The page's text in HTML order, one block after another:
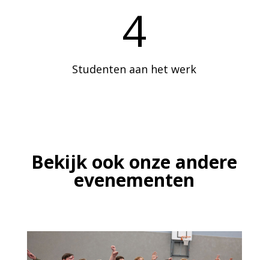
4
Studenten aan het werk
Bekijk ook onze andere
evenementen